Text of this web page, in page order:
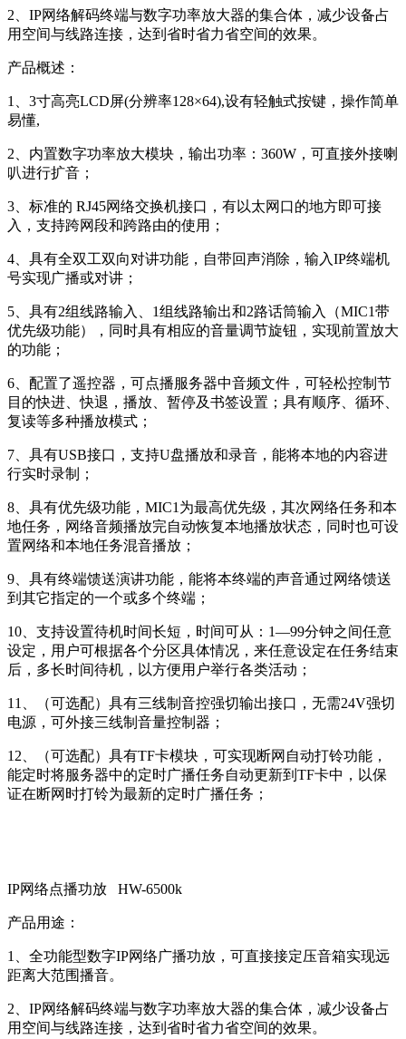
2、IP网络解码终端与数字功率放大器的集合体，减少设备占
用空间与线路连接，达到省时省力省空间的效果。
产品概述：
1、3寸高亮LCD屏(分辨率128×64),设有轻触式按键，操作简单
易懂,
2、内置数字功率放大模块，输出功率：360W，可直接外接喇
叭进行扩音；
3、标准的 RJ45网络交换机接口，有以太网口的地方即可接
入，支持跨网段和跨路由的使用；
4、具有全双工双向对讲功能，自带回声消除，输入IP终端机
号实现广播或对讲；
5、具有2组线路输入、1组线路输出和2路话筒输入（MIC1带
优先级功能），同时具有相应的音量调节旋钮，实现前置放大
的功能；
6、配置了遥控器，可点播服务器中音频文件，可轻松控制节
目的快进、快退，播放、暂停及书签设置；具有顺序、循环、
复读等多种播放模式；
7、具有USB接口，支持U盘播放和录音，能将本地的内容进
行实时录制；
8、具有优先级功能，MIC1为最高优先级，其次网络任务和本
地任务，网络音频播放完自动恢复本地播放状态，同时也可设
置网络和本地任务混音播放；
9、具有终端馈送演讲功能，能将本终端的声音通过网络馈送
到其它指定的一个或多个终端；
10、支持设置待机时间长短，时间可从：1—99分钟之间任意
设定，用户可根据各个分区具体情况，来任意设定在任务结束
后，多长时间待机，以方便用户举行各类活动；
11、（可选配）具有三线制音控强切输出接口，无需24V强切
电源，可外接三线制音量控制器；
12、（可选配）具有TF卡模块，可实现断网自动打铃功能，
能定时将服务器中的定时广播任务自动更新到TF卡中，以保
证在断网时打铃为最新的定时广播任务；
IP网络点播功放 HW-6500k
产品用途：
1、全功能型数字IP网络广播功放，可直接接定压音箱实现远
距离大范围播音。
2、IP网络解码终端与数字功率放大器的集合体，减少设备占
用空间与线路连接，达到省时省力省空间的效果。